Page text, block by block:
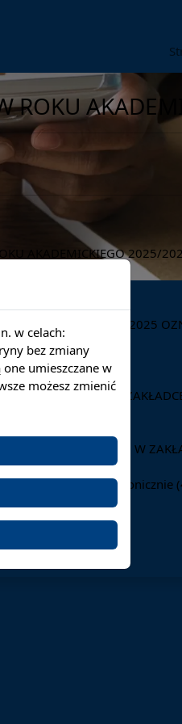
ROKU
AKADEMICKIEGO 2025/
ŚRODKÓW DO 30.09.2025
DZIEKANATU (W
DZIEKANATU, W
lub telefonicznie
w celach:
bez zmiany
umieszczane w
możesz zmienić